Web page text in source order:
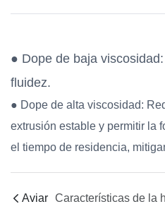
● Dope de baja
fluidez.
● Dope de alta viscosidad:
extrusión estable y permitir la
el tiempo de residencia,
Aviar